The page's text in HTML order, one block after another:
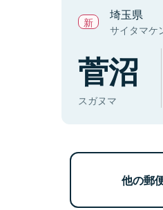
埼玉県
サイタマケ
菅沼
スガヌマ
他の郵